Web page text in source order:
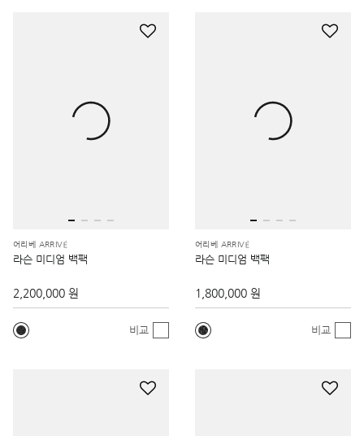
어리베 ARRIVÉ
라슨 미디엄 백팩
2,200,000 원
비교
어리베 ARRIVÉ
라슨 미디엄 백팩
1,800,000 원
비교